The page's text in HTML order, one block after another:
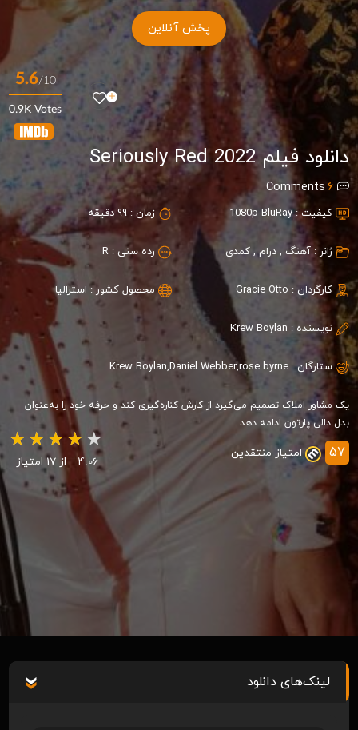
پخش آنلاین
5.6/10
0.9K Votes
دانلود فیلم Seriously Red 2022
6
Comments
کیفیت : 1080p BluRay زمان : 99 دقیقه
ژانر : آهنگ ,درام,کمدی رده سنی : R
کارگردان : Gracie Otto محصول کشور : استرالیا
نویسنده : Krew Boylan
ستارگان : Krew Boylan,Daniel Webber,rose byrne
یک مشاور املاک تصمیم می‌گیرد از کارش کناره‌گیری کند و حرفه خود را به‌عنوان
بدل دالی پارتون ادامه دهد.
57 امتیاز منتقدین
4.06 از 17 امتیاز
لینک‌های دانلود